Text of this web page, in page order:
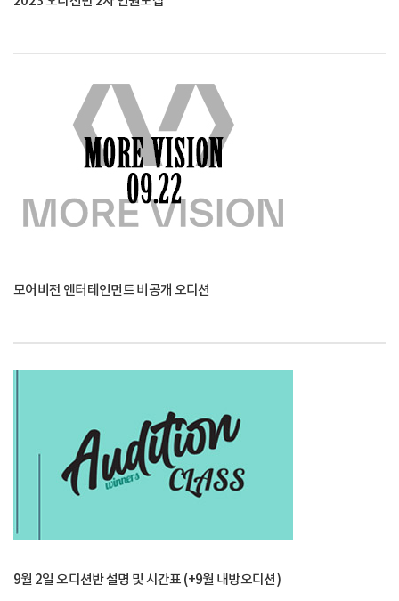
모어비전 엔터테인먼트 비공개 오디션
9월 2일 오디션반 설명 및 시간표 (+9월 내방오디션)